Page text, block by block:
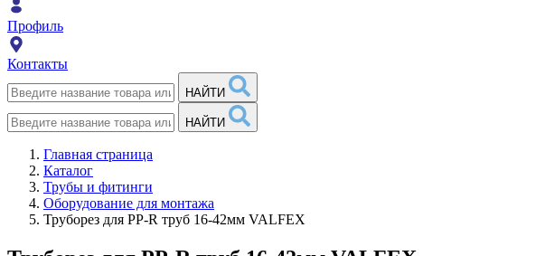
Профиль
Контакты
НАЙТИ
НАЙТИ
Главная страница
Каталог
Трубы и фитинги
Оборудование для монтажа
Труборез для PP-R труб 16-42мм VALFEX